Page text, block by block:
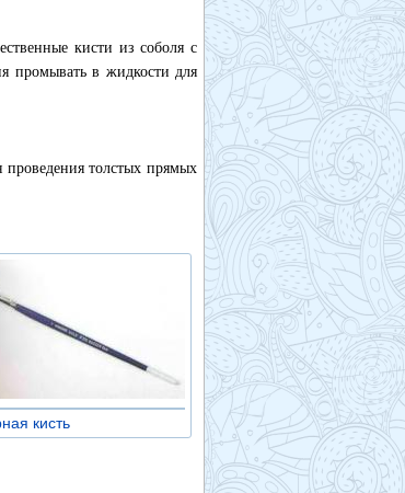
кисти из соболя с
промывать в жидкости для
толстых прямых
кисть